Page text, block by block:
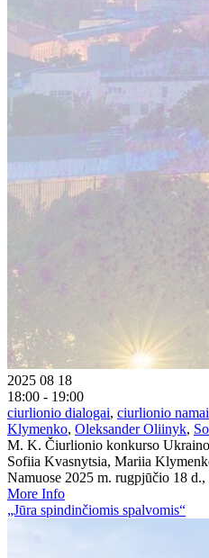
2025 08 18
18:00 - 19:00
ciurlionio dialogai, ciurlionio namai
Klymenko, Oleksander Oliinyk,
M. K. Čiurlionio konkurso
Sofiia Kvasnytsia, Mariia
Namuose 2025 m. rugpjūčio 18
More Info
„Jūra spindinčiomis spalvomis“